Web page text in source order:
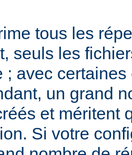
tous les
seuls les
; avec
un grand
et méritent
Si votre